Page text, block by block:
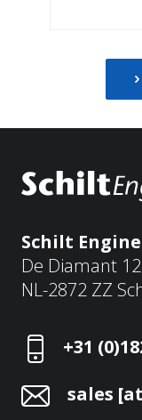
Schilt
De Diamant 12
NL-2872 ZZ
+31
sales